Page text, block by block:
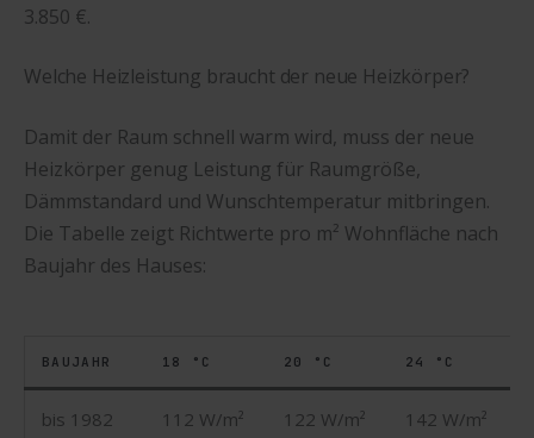
3.850 €.
Welche Heizleistung braucht der neue Heizkörper?
Damit der Raum schnell warm wird, muss der neue
Heizkörper genug Leistung für Raumgröße,
Dämmstandard und Wunschtemperatur mitbringen.
Die Tabelle zeigt Richtwerte pro m² Wohnfläche nach
Baujahr des Hauses:
BAUJAHR 18 °C 20 °C 24 °C
bis 1982 112 W/m² 122 W/m² 142 W/m²